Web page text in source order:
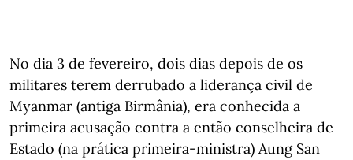
No dia 3 de fevereiro, dois dias depois de os
militares terem derrubado a liderança civil de
Myanmar (antiga Birmânia), era conhecida a
primeira acusação contra a então conselheira de
Estado (na prática primeira-ministra) Aung San